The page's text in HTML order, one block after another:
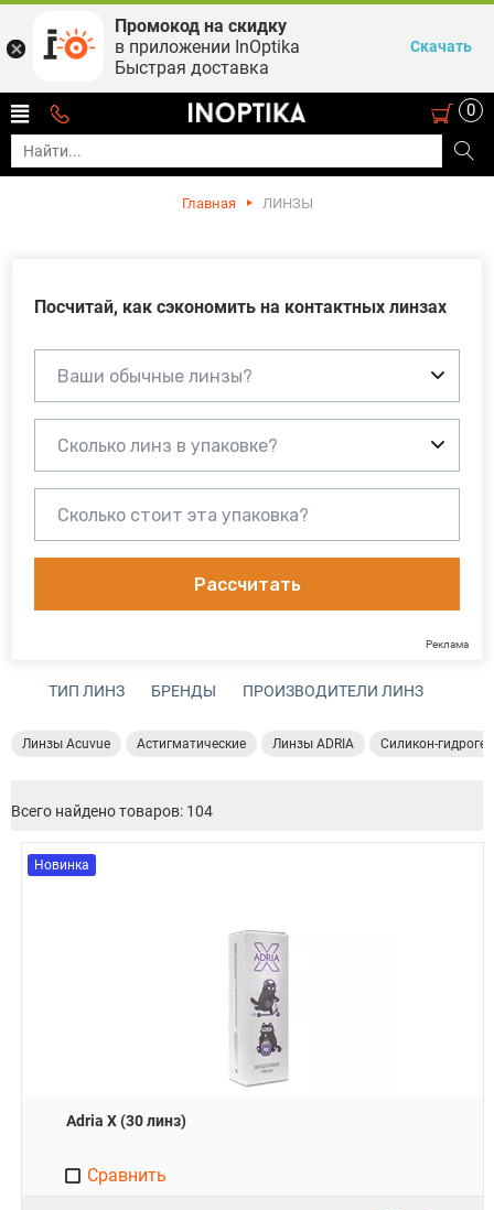
0
Главная ЛИНЗЫ
Посчитай, как сэкономить на контактных линзах
Ваши обычные линзы?
Сколько линз в упаковке?
Рассчитать
Реклама
ТИП ЛИНЗ БРЕНДЫ ПРОИЗВОДИТЕЛИ ЛИНЗ
Линзы Acuvue Астигматические Линзы ADRIA Силикон-
Всего найдено товаров: 104
Новинка
Adria X (30 линз)
Сравнить
Промокод на скидку
в приложении InOptika
Быстрая доставка
Скачать